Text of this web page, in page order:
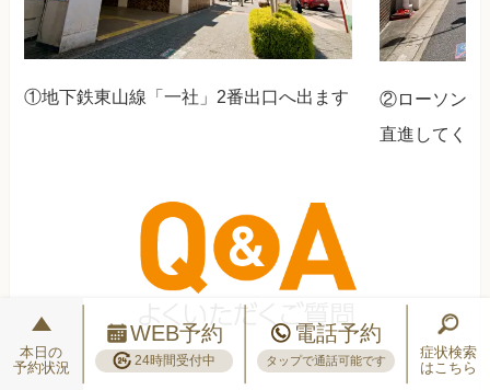
①地下鉄東山線「一社」2番出口へ出ます
②ローソンが
直進してくだ
本日の
予約状況
WEB予約
24時間受付中
電話予約
タップで通話可能です
症状検索
はこちら